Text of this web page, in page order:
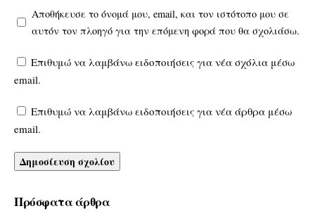
Αποθήκευσε το όνομά μου, email, και τον ιστότοπο μου σε
αυτόν τον πλοηγό για την επόμενη φορά που θα σχολιάσω.
Επιθυμώ να λαμβάνω ειδοποιήσεις για νέα σχόλια μέσω
email.
Επιθυμώ να λαμβάνω ειδοποιήσεις για νέα άρθρα μέσω
email.
Πρόσφατα άρθρα